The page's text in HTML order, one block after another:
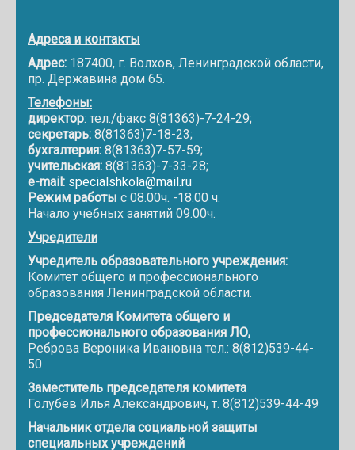
Адреса и контакты
Адрес: 187400, г. Волхов, Ленинградской области,
пр. Державина дом 65.
Телефоны:
директор: тел./факс 8(81363)-7-24-29;
секретарь: 8(81363)7-18-23;
бухгалтерия: 8(81363)7-57-59;
учительская: 8(81363)-7-33-28;
e-mail: specialshkola@mail.ru
Режим работы с 08.00ч. -18.00 ч.
Начало учебных занятий 09.00ч.
Учредители
Учредитель образовательного учреждения:
Комитет общего и профессионального
образования Ленинградской области.
Председателя Комитета общего и
профессионального образования ЛО,
Реброва Вероника Ивановна тел.: 8(812)539-44-
50
Заместитель председателя комитета
Голубев Илья Александрович, т. 8(812)539-44-49
Начальник отдела социальной защиты
специальных учреждений